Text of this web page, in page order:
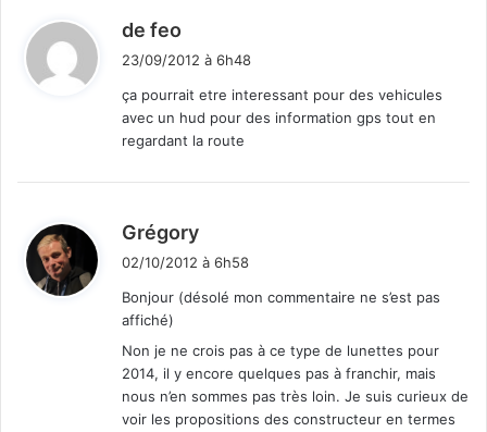
de feo
:
23/09/2012 à 6h48
ça pourrait etre interessant pour des vehicules
avec un hud pour des information gps tout en
regardant la route
Grégory
02/10/2012 à 6h58
Bonjour (désolé mon commentaire ne s’est pas
affiché)
Non je ne crois pas à ce type de lunettes pour
2014, il y encore quelques pas à franchir, mais
nous n’en sommes pas très loin. Je suis curieux de
voir les propositions des constructeur en termes